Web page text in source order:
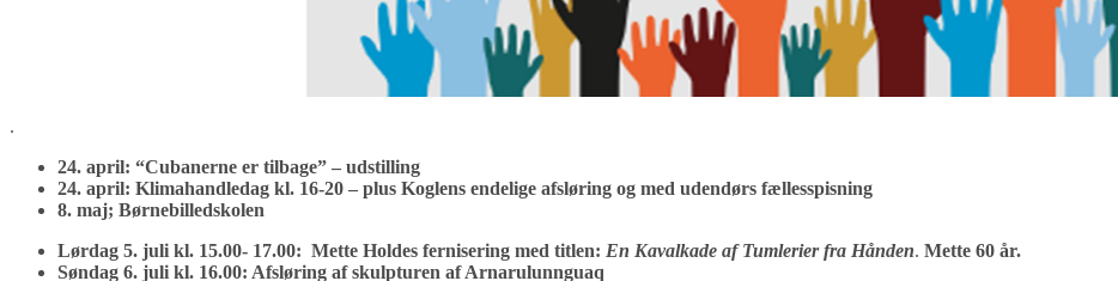
.
24. april: “Cubanerne er tilbage” – udstilling
24. april: Klimahandledag kl. 16-20 – plus Koglens endelige afsløring og med udendørs fællesspisning
8. maj; Børnebilledskolen
Lørdag 5. juli kl. 15.00- 17.00: Mette Holdes fernisering med titlen: En Kavalkade af Tumlerier fra Hånden. Mette 60 år.
Søndag 6. juli kl. 16.00: Afsløring af skulpturen af Arnarulunnguaq